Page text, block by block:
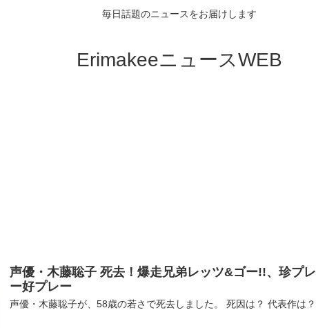
毎日話題のニュースをお届けします
ErimakeeニュースWEB
声優・木藤聡子 死去！爆走兄弟レッツ&ゴー!!、珍プレ
ー好プレー
声優・木藤聡子が、58歳の若さで死去しました。 死因は？ 代表作は？